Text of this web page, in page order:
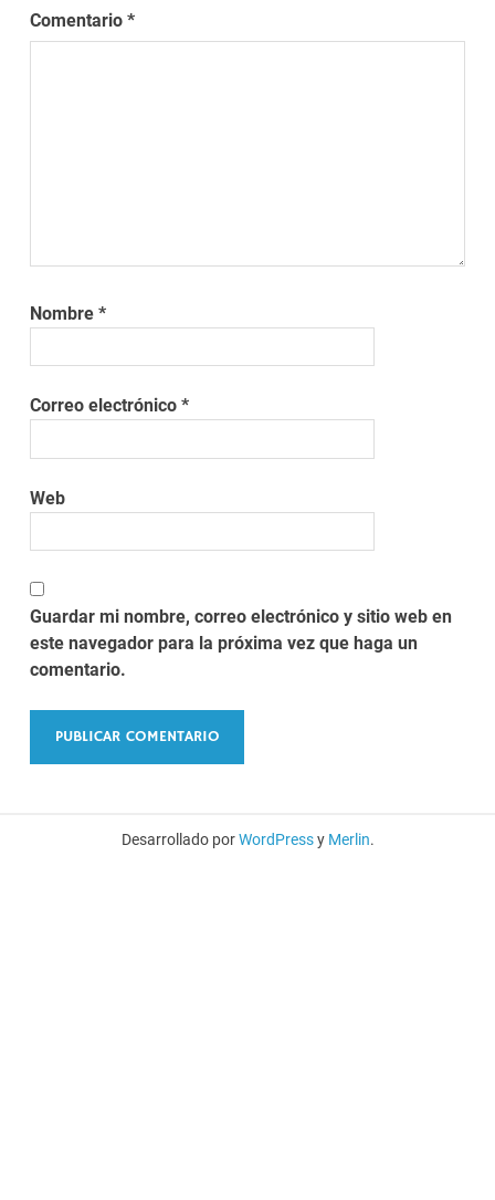
Comentario*
Nombre*
Correo electrónico*
Web
Guardar mi nombre, correo electrónico y sitio web en
este navegador para la próxima vez que haga un
comentario.
Desarrollado porWordPressy Merlin.